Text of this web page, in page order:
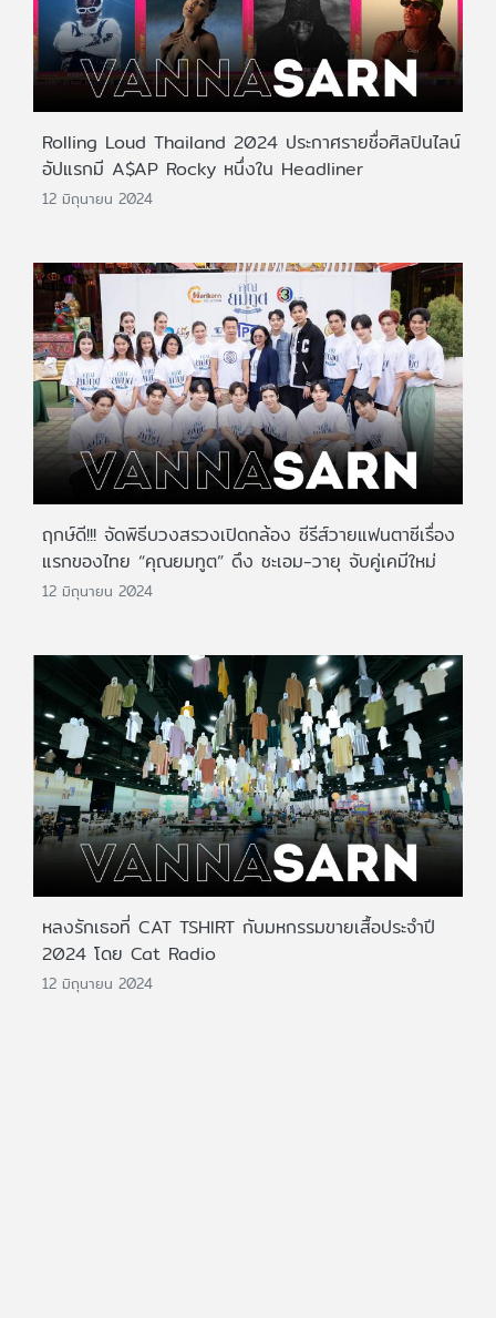
Rolling Loud Thailand 2024 ประกาศรายชื่อศิลปินไลน์
อัปแรกมี A$AP Rocky หนึ่งใน Headliner
12 มิถุนายน 2024
ฤกษ์ดี!!! จัดพิธีบวงสรวงเปิดกล้อง ซีรีส์วายแฟนตาซีเรื่อง
แรกของไทย “คุณยมทูต” ดึง ชะเอม-วายุ จับคู่เคมีใหม่
12 มิถุนายน 2024
หลงรักเธอที่ CAT TSHIRT กับมหกรรมขายเสื้อประจำปี
2024 โดย Cat Radio
12 มิถุนายน 2024